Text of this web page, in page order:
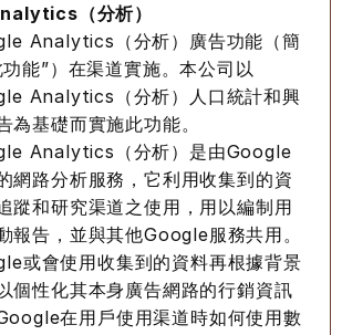
（分析）
Analytics（分析）廣告功能（簡
功能”）在渠道實施。本公司以
Analytics（分析）人口統計和興
為基礎而實施此功能。
Analytics（分析）是由Google
網路分析服務，它利用收集到的資
蹤和研究渠道之使用，用以編制用
報告，並與其他Google服務共用。
或會使用收集到的資料再根據背景
個性化其本身廣告網路的行銷資訊
在用戶使用渠道時如何使用數